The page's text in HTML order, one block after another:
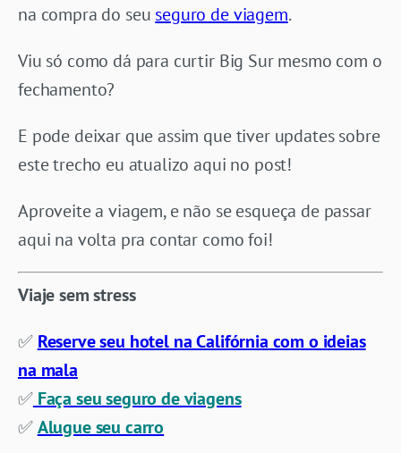
na compra do seu seguro de viagem.
Viu só como dá para curtir Big Sur mesmo com o
fechamento?
E pode deixar que assim que tiver updates sobre
este trecho eu atualizo aqui no post!
Aproveite a viagem, e não se esqueça de passar
aqui na volta pra contar como foi!
Viaje sem stress
✅ Reserve seu hotel na Califórnia com o ideias
na mala
✅Faça seu seguro de viagens
✅Alugue seu carro